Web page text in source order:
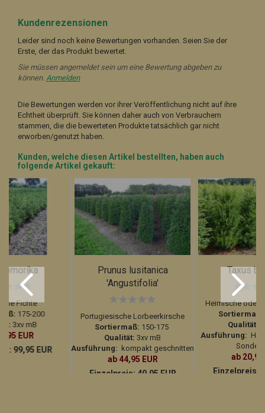
Kundenrezensionen
Leider sind noch keine Bewertungen vorhanden. Seien Sie der
Erste, der das Produkt bewertet.
Sie müssen angemeldet sein um eine Bewertung abgeben zu
können. Anmelden
Die Bewertungen werden vor ihrer Veröffentlichung nicht auf ihre
Echtheit überprüft. Sie können daher auch von Verbrauchern
stammen, die die bewerteten Produkte tatsächlich gar nicht
erworben/genutzt haben.
Kunden, welche diesen Artikel bestellten, haben auch
folgende Artikel gekauft:
omorika
Fichte
175-200
3xv mB
EUR
99,95 EUR
Prunus lusitanica
'Angustifolia'
Portugiesische Lorbeerkirsche
Sortiermaß: 150-175
Qualität: 3xv mB
Ausführung: kompakt geschnitten
ab 44,95 EUR
Einzelpreis: 49,95 EUR
Taxus
Heimische oder
Sortiermaß:
Qualität:
Ausführung:
ab 20,95
Einzelpreis: